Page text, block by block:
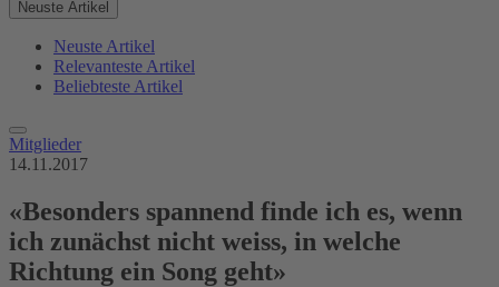
Neuste Artikel
Neuste Artikel
Relevanteste Artikel
Beliebteste Artikel
Mitglieder
14.11.2017
«Besonders spannend finde ich es, wenn
ich zunächst nicht weiss, in welche
Richtung ein Song geht»